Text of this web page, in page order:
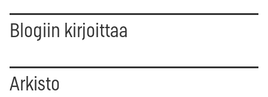
Blogiin kirjoittaa
Arkisto